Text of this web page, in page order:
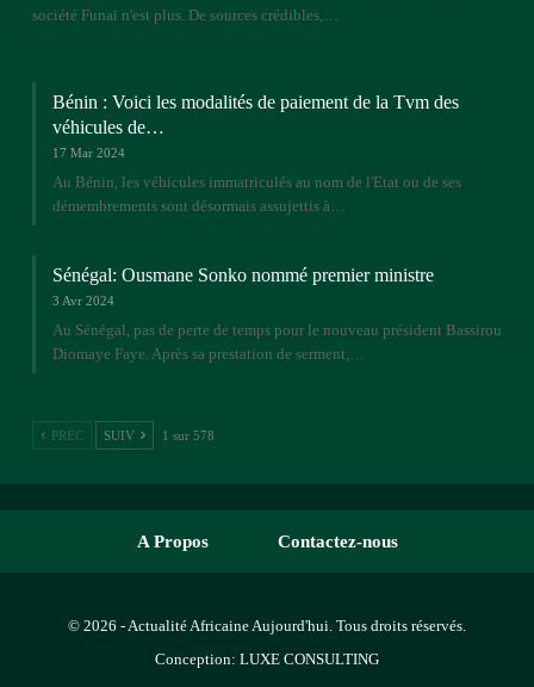
société Funaï n'est plus. De sources crédibles,…
Bénin : Voici les modalités de paiement de la Tvm des
véhicules de…
17 Mar 2024
Au Bénin, les véhicules immatriculés au nom de l'Etat ou de ses
démembrements sont désormais assujettis à…
Sénégal: Ousmane Sonko nommé premier ministre
3 Avr 2024
Au Sénégal, pas de perte de temps pour le nouveau président Bassirou
Diomaye Faye. Après sa prestation de serment,…
PREC SUIV 1 sur 578
A Propos Contactez-nous
© 2026 - Actualité Africaine Aujourd'hui. Tous droits réservés.
Conception: LUXE CONSULTING